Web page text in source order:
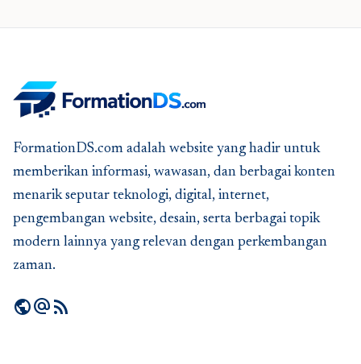
FormationDS.com adalah website yang hadir untuk
memberikan informasi, wawasan, dan berbagai konten
menarik seputar teknologi, digital, internet,
pengembangan website, desain, serta berbagai topik
modern lainnya yang relevan dengan perkembangan
zaman.
publicalternate_emailrss_feed